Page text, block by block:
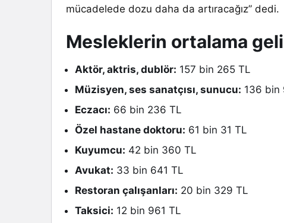
mücadelede dozu daha da artıracağız” dedi.
Mesleklerin ortalama
Aktör, aktris, dublör: 157 bin 265 TL
Müzisyen, ses sanatçısı, sunucu: 136 bin
Eczacı: 66 bin 236 TL
Özel hastane doktoru: 61 bin 31 TL
Kuyumcu: 42 bin 360 TL
Avukat: 33 bin 641 TL
Restoran çalışanları: 20 bin 329 TL
Taksici: 12 bin 961 TL